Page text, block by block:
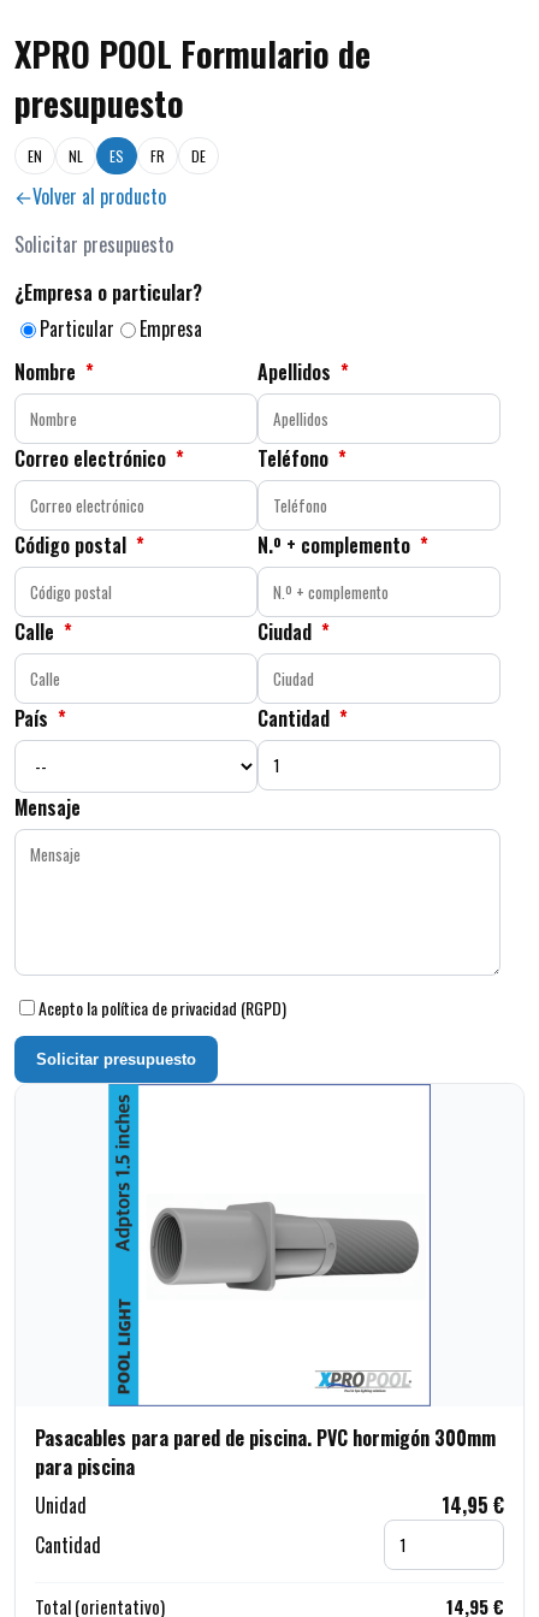
XPRO POOL Formulario de
presupuesto
EN NL ES FR DE
Volver al producto
Solicitar presupuesto
¿Empresa o particular?
Particular
Empresa
Nombre * Apellidos *
Correo electrónico * Teléfono *
Código postal * N.º + complemento *
Calle * Ciudad *
País * Cantidad *
Mensaje
Acepto la política de privacidad (RGPD)
Solicitar presupuesto
Pasacables para pared de piscina. PVC hormigón 300mm
para piscina
Unidad
14,95 €
Cantidad
Total (orientativo) 14,95 €